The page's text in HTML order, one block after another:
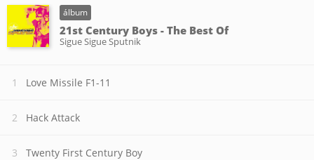
álbum
21st Century Boys - The Best Of
Sigue Sigue Sputnik
Love Missile F1-11
Hack Attack
Twenty First Century Boy